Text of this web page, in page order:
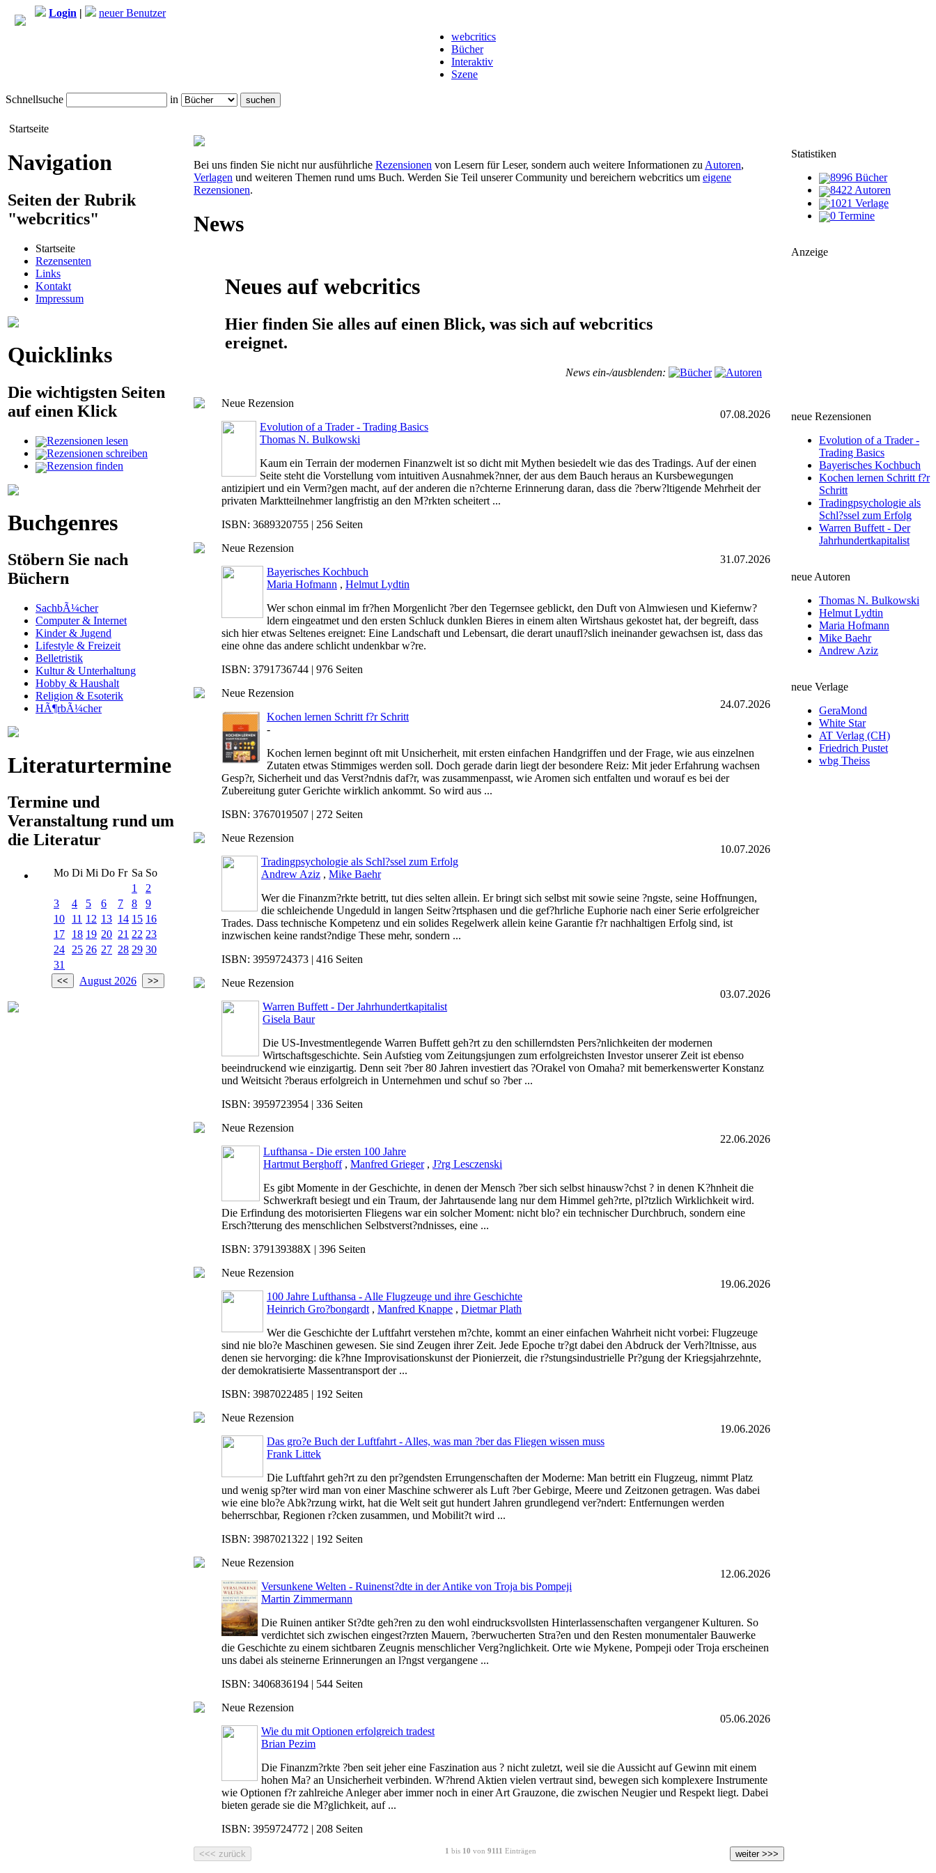
Login |
neuer Benutzer
webcritics
Bücher
Interaktiv
Szene
Schnellsuche in
Startseite
Navigation
Seiten der Rubrik
"webcritics"
Startseite
Rezensenten
Links
Kontakt
Impressum
Quicklinks
Die wichtigsten Seiten
auf einen Klick
Rezensionen lesen
Rezensionen schreiben
Rezension finden
Buchgenres
Stöbern Sie nach
Büchern
SachbÃ¼cher
Computer & Internet
Kinder & Jugend
Lifestyle & Freizeit
Belletristik
Kultur & Unterhaltung
Hobby & Haushalt
Religion & Esoterik
HÃ¶rbÃ¼cher
Literaturtermine
Termine und
Veranstaltung rund um
die Literatur
Mo Di Mi Do Fr Sa So
1
2
3
4 5 6 7 8
9
10
11 12 13 14 15 16
17
18 19 20 21 22 23
24
25 26 27 28 29 30
31
August 2026
Statistiken
8996 Bücher
8422 Autoren
1021 Verlage
0 Termine
Anzeige
neue Rezensionen
Evolution of a Trader -
Trading Basics
Bayerisches Kochbuch
Kochen lernen Schritt f?r
Schritt
Tradingpsychologie als
Schl?ssel zum Erfolg
Warren Buffett - Der
Jahrhundertkapitalist
neue Autoren
Thomas N. Bulkowski
Helmut Lydtin
Maria Hofmann
Mike Baehr
Andrew Aziz
neue Verlage
GeraMond
White Star
AT Verlag (CH)
Friedrich Pustet
wbg Theiss
Bei uns finden Sie nicht nur ausführliche Rezensionen von Lesern für Leser, sondern auch weitere Informationen zu Autoren,
Verlagen und weiteren Themen rund ums Buch. Werden Sie Teil unserer Community und bereichern webcritics um eigene
Rezensionen.
News
Neues auf webcritics
Hier finden Sie alles auf einen Blick, was sich auf webcritics
ereignet.
News ein-/ausblenden:
07.08.2026
Neue Rezension
Evolution of a Trader - Trading Basics
Thomas N. Bulkowski
Kaum ein Terrain der modernen Finanzwelt ist so dicht mit Mythen besiedelt wie das des Tradings. Auf der einen
Seite steht die Vorstellung vom intuitiven Ausnahmek?nner, der aus dem Bauch heraus an Kursbewegungen
antizipiert und ein Verm?gen macht, auf der anderen die n?chterne Erinnerung daran, dass die ?berw?ltigende Mehrheit der
privaten Marktteilnehmer langfristig an den M?rkten scheitert ...
ISBN: 3689320755 | 256 Seiten
31.07.2026
Neue Rezension
Bayerisches Kochbuch
Maria Hofmann , Helmut Lydtin
Wer schon einmal im fr?hen Morgenlicht ?ber den Tegernsee geblickt, den Duft von Almwiesen und Kiefernw?
ldern eingeatmet und den ersten Schluck dunklen Bieres in einem alten Wirtshaus gekostet hat, der begreift, dass
sich hier etwas Seltenes ereignet: Eine Landschaft und Lebensart, die derart unaufl?slich ineinander gewachsen ist, dass das
eine ohne das andere schlicht undenkbar w?re.
ISBN: 3791736744 | 976 Seiten
24.07.2026
Neue Rezension
Kochen lernen Schritt f?r Schritt
-
Kochen lernen beginnt oft mit Unsicherheit, mit ersten einfachen Handgriffen und der Frage, wie aus einzelnen
Zutaten etwas Stimmiges werden soll. Doch gerade darin liegt der besondere Reiz: Mit jeder Erfahrung wachsen
Gesp?r, Sicherheit und das Verst?ndnis daf?r, was zusammenpasst, wie Aromen sich entfalten und worauf es bei der
Zubereitung guter Gerichte wirklich ankommt. So wird aus ...
ISBN: 3767019507 | 272 Seiten
10.07.2026
Neue Rezension
Tradingpsychologie als Schl?ssel zum Erfolg
Andrew Aziz , Mike Baehr
Wer die Finanzm?rkte betritt, tut dies selten allein. Er bringt sich selbst mit sowie seine ?ngste, seine Hoffnungen,
die schleichende Ungeduld in langen Seitw?rtsphasen und die gef?hrliche Euphorie nach einer Serie erfolgreicher
Trades. Dass technische Kompetenz und ein solides Regelwerk allein keine Garantie f?r nachhaltigen Erfolg sind, ist
inzwischen keine randst?ndige These mehr, sondern ...
ISBN: 3959724373 | 416 Seiten
03.07.2026
Neue Rezension
Warren Buffett - Der Jahrhundertkapitalist
Gisela Baur
Die US-Investmentlegende Warren Buffett geh?rt zu den schillerndsten Pers?nlichkeiten der modernen
Wirtschaftsgeschichte. Sein Aufstieg vom Zeitungsjungen zum erfolgreichsten Investor unserer Zeit ist ebenso
beeindruckend wie einzigartig. Denn seit ?ber 80 Jahren investiert das ?Orakel von Omaha? mit bemerkenswerter Konstanz
und Weitsicht ?beraus erfolgreich in Unternehmen und schuf so ?ber ...
ISBN: 3959723954 | 336 Seiten
22.06.2026
Neue Rezension
Lufthansa - Die ersten 100 Jahre
Hartmut Berghoff, Manfred Grieger, J?rg Lesczenski
Es gibt Momente in der Geschichte, in denen der Mensch ?ber sich selbst hinausw?chst ? in denen K?hnheit die
Schwerkraft besiegt und ein Traum, der Jahrtausende lang nur dem Himmel geh?rte, pl?tzlich Wirklichkeit wird.
Die Erfindung des motorisierten Fliegens war ein solcher Moment: nicht blo? ein technischer Durchbruch, sondern eine
Ersch?tterung des menschlichen Selbstverst?ndnisses, eine ...
ISBN: 379139388X | 396 Seiten
19.06.2026
Neue Rezension
100 Jahre Lufthansa - Alle Flugzeuge und ihre Geschichte
Heinrich Gro?bongardt , Manfred Knappe , Dietmar Plath
Wer die Geschichte der Luftfahrt verstehen m?chte, kommt an einer einfachen Wahrheit nicht vorbei: Flugzeuge
sind nie blo?e Maschinen gewesen. Sie sind Zeugen ihrer Zeit. Jede Epoche tr?gt dabei den Abdruck der Verh?ltnisse, aus
denen sie hervorging: die k?hne Improvisationskunst der Pionierzeit, die r?stungsindustrielle Pr?gung der Kriegsjahrzehnte,
der demokratisierte Massentransport der ...
ISBN: 3987022485 | 192 Seiten
19.06.2026
Neue Rezension
Das gro?e Buch der Luftfahrt - Alles, was man ?ber das Fliegen wissen muss
Frank Littek
Die Luftfahrt geh?rt zu den pr?gendsten Errungenschaften der Moderne: Man betritt ein Flugzeug, nimmt Platz
und wenig sp?ter wird man von einer Maschine schwerer als Luft ?ber Gebirge, Meere und Zeitzonen getragen. Was dabei
wie eine blo?e Abk?rzung wirkt, hat die Welt seit gut hundert Jahren grundlegend ver?ndert: Entfernungen werden
beherrschbar, Regionen r?cken zusammen, und Mobilit?t wird ...
ISBN: 3987021322 | 192 Seiten
12.06.2026
Neue Rezension
Versunkene Welten - Ruinenst?dte in der Antike von Troja bis Pompeji
Martin Zimmermann
Die Ruinen antiker St?dte geh?ren zu den wohl eindrucksvollsten Hinterlassenschaften vergangener Kulturen. So
verdichtet sich zwischen eingest?rzten Mauern, ?berwucherten Stra?en und den Resten monumentaler Bauwerke
die Geschichte zu einem sichtbaren Zeugnis menschlicher Verg?nglichkeit. Orte wie Mykene, Pompeji oder Troja erscheinen
uns dabei als steinerne Erinnerungen an l?ngst vergangene ...
ISBN: 3406836194 | 544 Seiten
05.06.2026
Neue Rezension
Wie du mit Optionen erfolgreich tradest
Brian Pezim
Die Finanzm?rkte ?ben seit jeher eine Faszination aus ? nicht zuletzt, weil sie die Aussicht auf Gewinn mit einem
hohen Ma? an Unsicherheit verbinden. W?hrend Aktien vielen vertraut sind, bewegen sich komplexere Instrumente
wie Optionen f?r zahlreiche Anleger aber immer noch in einer Art Grauzone, die zwischen Neugier und Respekt liegt. Dabei
bieten gerade sie die M?glichkeit, auf ...
ISBN: 3959724772 | 208 Seiten
1 bis 10 von 9111 Einträgen